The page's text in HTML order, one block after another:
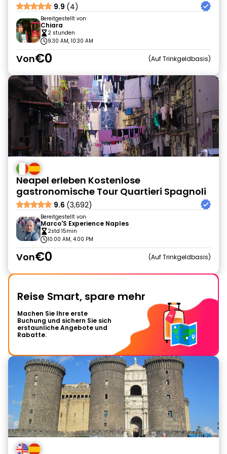
9.9 (4)
Bereitgestellt von
Chiara
2 stunden
9:30 AM, 10:30 AM
Von€0 Auf Trinkgeldbasis
Neapel erleben Kostenlose
gastronomische Tour Quartieri Spagnoli
9.6 (3,692)
Bereitgestellt von
Marco'S Experience Naples
2std 15min
10:00 AM, 4:00 PM
Von€0 Auf Trinkgeldbasis
Reise Smart, spare mehr
Machen Sie Ihre erste
Buchung und sichern Sie sich
erstaunliche Angebote und
Rabatte.